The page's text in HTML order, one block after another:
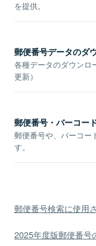
を提供。
郵便番号データのダ
各種データのダウンロ
更新）
郵便番号・バーコー
郵便番号や、バーコー
す。
郵便番号検索に使用
2025年度版郵便番号